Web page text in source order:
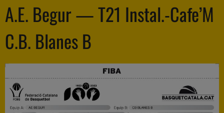
A.E. Begur — T21 Instal.-Cafe’M
C.B. Blanes B